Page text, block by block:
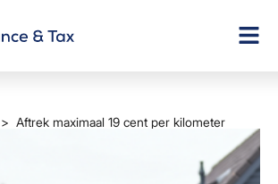
> Aftrek maximaal 19 cent per kilometer